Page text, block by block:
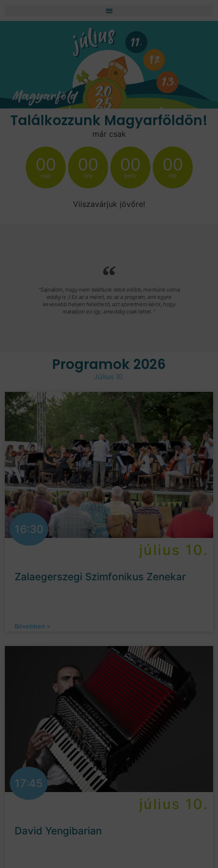
Találkozzunk Magyarföldön!
már csak
00
nap
00
óra
00
perc
00
mp
Viiszavárjuk jövőre!
"Sajnálom, hogy nem találtunk rátok előbb, mentünk volna
eddig is :) Ez az a méret, ez az a program, ami egyre
kevesebb helyen fellelhető, azt szeretném kérni, hogy
maradjon ez így, ameddig csak lehet. "
Programok 2026
Július 10.
16:30
július 10.
Zalaegerszegi Szimfonikus Zenekar
Bővebben »
17:45
július 10.
David Yengibarian